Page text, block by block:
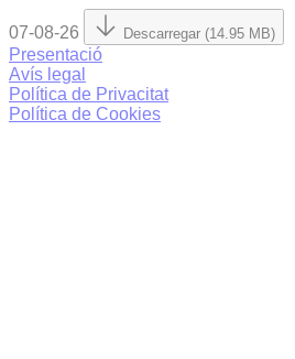
07-08-26 Descarregar (14.95 MB)
Presentació
Avís legal
Política de Privacitat
Política de Cookies